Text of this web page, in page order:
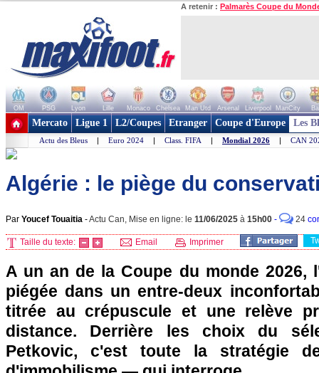
A retenir : Palmarès Coupe du
OM PSG Lyon Lille Monaco Chelsea Man Utd Arsenal Liverpool ManCity
+ de clubs
Mercato Ligue 1 L2/Coupes Etranger Coupe d'Europe Les
Actu des Bleus | Euro 2024 | Class. FIFA | Mondial 2026 | CAN
Algérie : le piège du
Par Youcef Touaitia -Actu Can, Mise en ligne: le 11/06/2025 à 15h00 - 24
Taille du texte: Email Imprimer
A un an de la Coupe du monde 2026,
piégée dans un entre-deux
titrée au crépuscule et une relève
distance. Derrière les choix du
Petkovic, c'est toute la stratégie